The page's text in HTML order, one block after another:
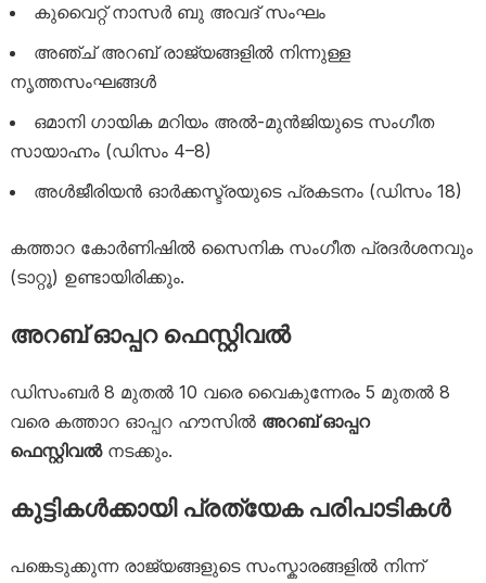
കുവൈറ്റ് നാസർ ബു അവദ് സംഘം
അഞ്ച് അറബ് രാജ്യങ്ങളിൽ നിന്നുള്ള
നൃത്തസംഘങ്ങൾ
ഒമാനി ഗായിക മറിയം അൽ-മുൻജിയുടെ സംഗീത
സായാഹ്നം (ഡിസം 4–8)
അൾജീരിയൻ ഓർക്കസ്ട്രയുടെ പ്രകടനം (ഡിസം 18)
കത്താറ കോർണിഷിൽ സൈനിക സംഗീത പ്രദർശനവും
(ടാറ്റൂ) ഉണ്ടായിരിക്കും.
അറബ് ഓപ്പറ ഫെസ്റ്റിവൽ
ഡിസംബർ 8 മുതൽ 10 വരെ വൈകുന്നേരം 5 മുതൽ 8
വരെ കത്താറ ഓപ്പറ ഹൗസിൽ അറബ് ഓപ്പറ
ഫെസ്റ്റിവൽനടക്കും.
കുട്ടികൾക്കായി പ്രത്യേക പരിപാടികൾ
പങ്കെടുക്കുന്ന രാജ്യങ്ങളുടെ സംസ്കാരങ്ങളിൽ നിന്ന്